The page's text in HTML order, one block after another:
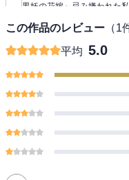
黒妖の花嫁～忌み嫌われた
この作品のレビュー （1
平均 5.0